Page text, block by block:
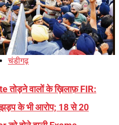
चंडीगढ़
तोड़ने वालों के ख़िलाफ़ FIR:
के भी आरोप; 18 से 20